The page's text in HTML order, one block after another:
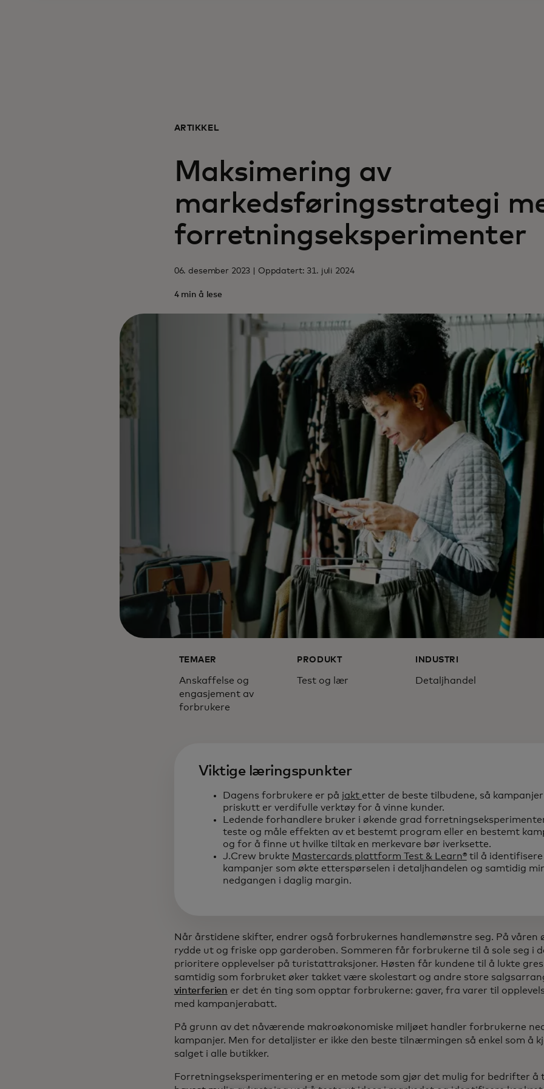
ARTIKKEL
Maksimering av
markedsføringsstrategi
forretningseksperimenter
06. desember 2023 | Oppdatert: 31. juli 2024
4 min å lese
TEMAER
Anskaffelse og
engasjement av
forbrukere
PRODUKT
Test og lær
INDUSTRI
Detaljhandel
Viktige læringspunkter
Dagens forbrukere er på jakt etter de beste tilbudene, så
priskutt er verdifulle verktøy for å vinne kunder.
Ledende forhandlere bruker i økende grad
teste og måle effekten av et bestemt program eller en bestemt
og for å finne ut hvilke tiltak en merkevare bør iverksette.
J.Crew brukte Mastercards plattform Test & Learn®til å identifisere
kampanjer som økte etterspørselen i detaljhandelen og samtidig
nedgangen i daglig margin.
Når årstidene skifter, endrer også forbrukernes handlemønstre seg. På våren
rydde ut og friske opp garderoben. Sommeren får forbrukerne til å sole seg i
prioritere opplevelser på turistattraksjoner. Høsten får kundene til å lukte
samtidig som forbruket øker takket være skolestart og andre store
vinterferien er det én ting som opptar forbrukerne: gaver, fra varer til
med kampanjerabatt.
På grunn av det nåværende makroøkonomiske miljøet handler forbrukerne
kampanjer. Men for detaljister er ikke den beste tilnærmingen så enkel som å
salget i alle butikker.
Forretningseksperimentering er en metode som gjør det mulig for bedrifter å